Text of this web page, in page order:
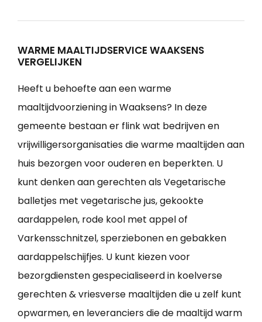
WARME MAALTIJDSERVICE WAAKSENS
VERGELIJKEN
Heeft u behoefte aan een warme
maaltijdvoorziening in Waaksens? In deze
gemeente bestaan er flink wat bedrijven en
vrijwilligersorganisaties die warme maaltijden aan
huis bezorgen voor ouderen en beperkten. U
kunt denken aan gerechten als Vegetarische
balletjes met vegetarische jus, gekookte
aardappelen, rode kool met appel of
Varkensschnitzel, sperziebonen en gebakken
aardappelschijfjes. U kunt kiezen voor
bezorgdiensten gespecialiseerd in koelverse
gerechten & vriesverse maaltijden die u zelf kunt
opwarmen, en leveranciers die de maaltijd warm